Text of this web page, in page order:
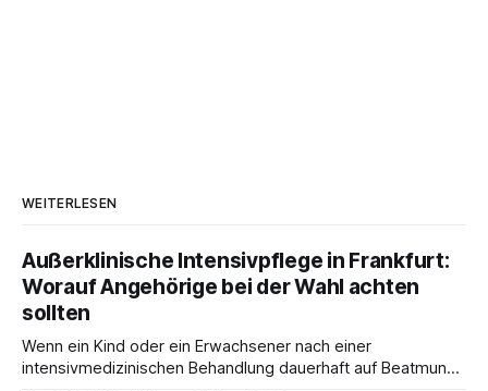
WEITERLESEN
Außerklinische Intensivpflege in Frankfurt:
Worauf Angehörige bei der Wahl achten
sollten
Wenn ein Kind oder ein Erwachsener nach einer
intensivmedizinischen Behandlung dauerhaft auf Beatmung